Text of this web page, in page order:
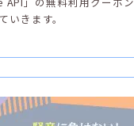
いきます。